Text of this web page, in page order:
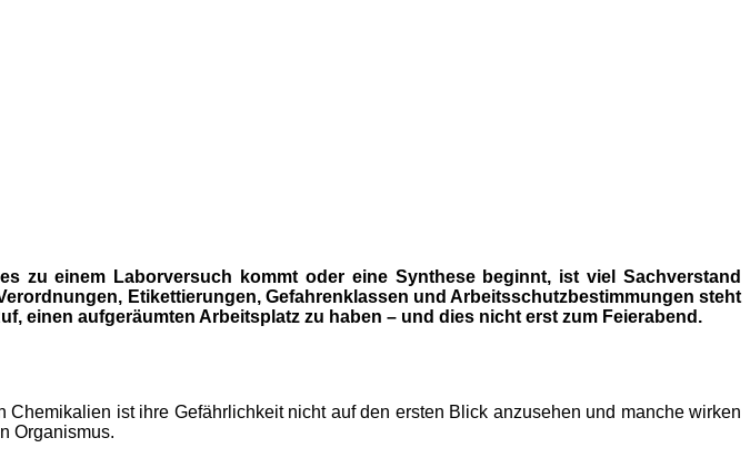
zu einem Laborversuch kommt oder eine Synthese beginnt, ist viel Sachverstand
Etikettierungen, Gefahrenklassen und Arbeitsschutzbestimmungen steht
einen aufgeräumten Arbeitsplatz zu haben – und dies nicht erst zum Feierabend.
ist ihre Gefährlichkeit nicht auf den ersten Blick anzusehen und manche wirken
Organismus.